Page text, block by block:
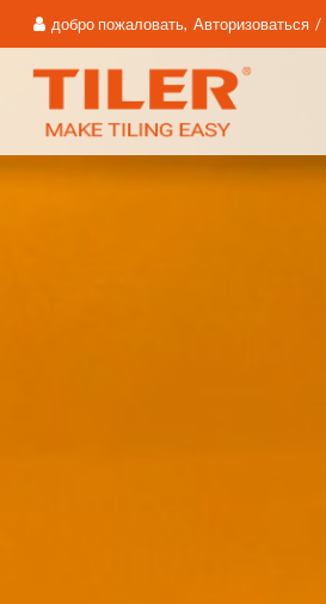
добро пожаловать, Авторизоваться /